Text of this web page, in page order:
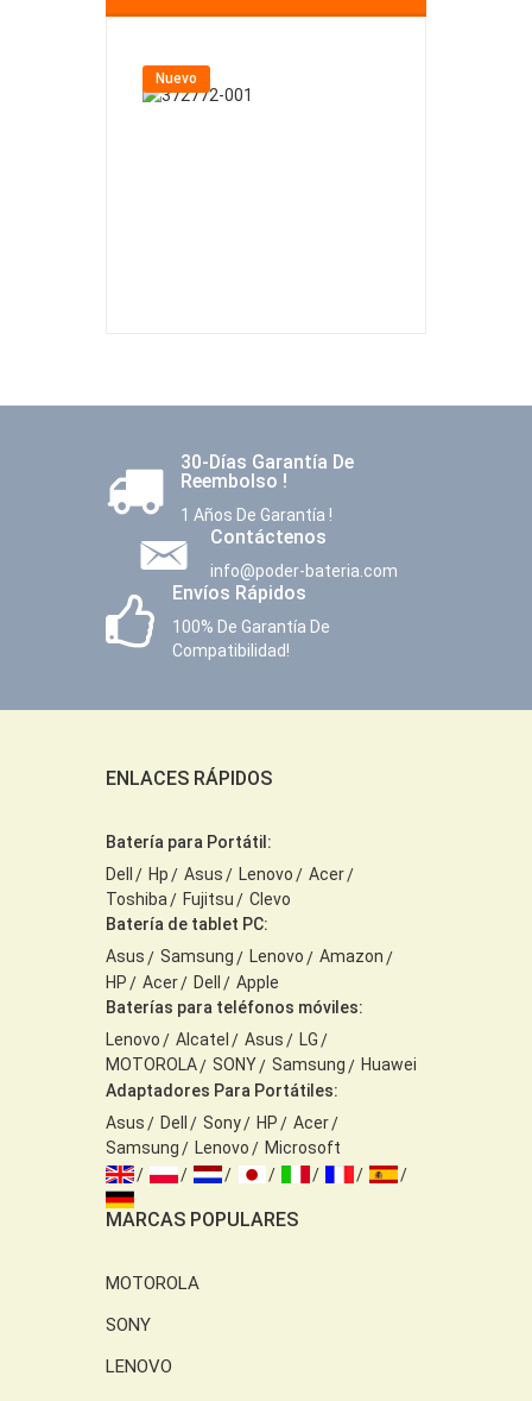
Nuevo
30-Días Garantía De
Reembolso !
1 Años De Garantía !
Contáctenos
info@poder-bateria.com
Envíos Rápidos
100% De Garantía De
Compatibilidad!
ENLACES RÁPIDOS
Batería para Portátil:
Dell
Hp Asus Lenovo
Acer
Toshiba
Fujitsu
Clevo
Batería de tablet PC:
Asus
Samsung Lenovo
Amazon
HP
Acer Dell
Apple
Baterías para teléfonos móviles:
Lenovo
Alcatel Asus
LG
MOTOROLA
SONY Samsung
Huawei
Adaptadores Para Portátiles:
Asus
Dell Sony HP
Acer
Samsung
Lenovo Microsoft
MARCAS POPULARES
MOTOROLA
SONY
LENOVO